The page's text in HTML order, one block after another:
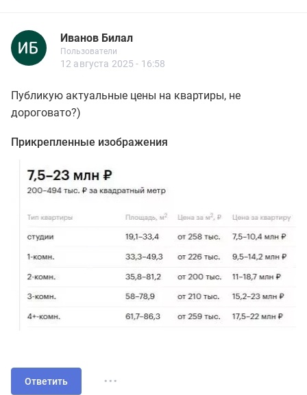
Иванов Билал
Иванов Билал
Пользователи
Новичок
Пользователи
8 сообщений
12 августа 2025 - 16:58
Публикую актуальные цены на квартиры, не
дороговато?)
Прикрепленные изображения
Ответить ...